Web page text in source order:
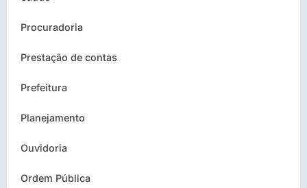
Procuradoria
Prestação de contas
Prefeitura
Planejamento
Ouvidoria
Ordem Pública